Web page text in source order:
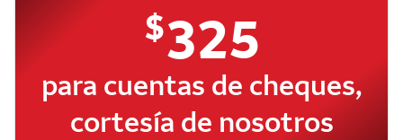
$325
para cuentas de cheques,
cortesía de nosotros